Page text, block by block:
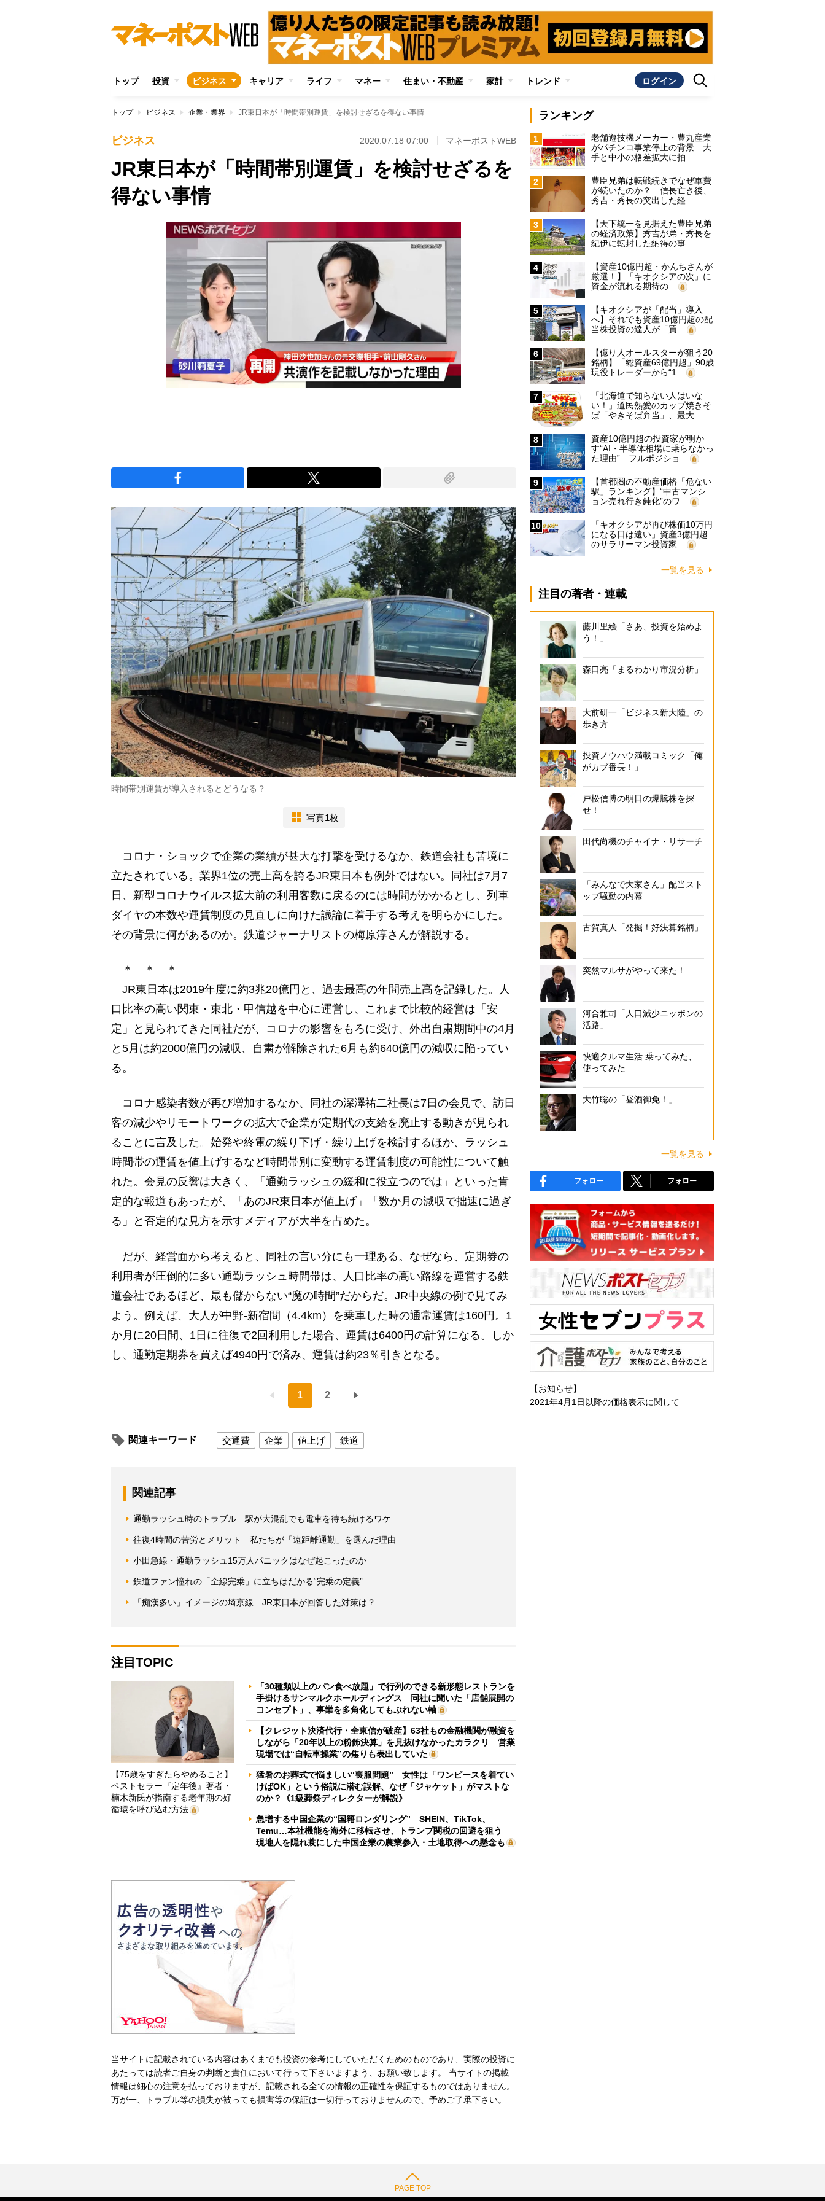
トップ 投資 ビジネス キャリア ライフ マネー 住まい・不動産 家計 トレンド ログイン
トップ ビジネス 企業・業界 JR東日本が「時間帯別運賃」を検討せざるを得ない事情
ビジネス 2020.07.18 07:00 マネーポストWEB
JR東日本が「時間帯別運賃」を検討せざるを
得ない事情
時間帯別運賃が導入されるとどうなる？
写真1枚
コロナ・ショックで企業の業績が甚大な打撃を受けるなか、鉄道会社も苦境に
立たされている。業界1位の売上高を誇るJR東日本も例外ではない。同社は7月7
日、新型コロナウイルス拡大前の利用客数に戻るのには時間がかかるとし、列車
ダイヤの本数や運賃制度の見直しに向けた議論に着手する考えを明らかにした。
その背景に何があるのか。鉄道ジャーナリストの梅原淳さんが解説する。
＊ ＊ ＊
JR東日本は2019年度に約3兆20億円と、過去最高の年間売上高を記録した。人
口比率の高い関東・東北・甲信越を中心に運営し、これまで比較的経営は「安
定」と見られてきた同社だが、コロナの影響をもろに受け、外出自粛期間中の4月
と5月は約2000億円の減収、自粛が解除された6月も約640億円の減収に陥ってい
る。
コロナ感染者数が再び増加するなか、同社の深澤祐二社長は7日の会見で、訪日
客の減少やリモートワークの拡大で企業が定期代の支給を廃止する動きが見られ
ることに言及した。始発や終電の繰り下げ・繰り上げを検討するほか、ラッシュ
時間帯の運賃を値上げするなど時間帯別に変動する運賃制度の可能性について触
れた。会見の反響は大きく、「通勤ラッシュの緩和に役立つのでは」といった肯
定的な報道もあったが、「あのJR東日本が値上げ」「数か月の減収で拙速に過ぎ
る」と否定的な見方を示すメディアが大半を占めた。
だが、経営面から考えると、同社の言い分にも一理ある。なぜなら、定期券の
利用者が圧倒的に多い通勤ラッシュ時間帯は、人口比率の高い路線を運営する鉄
道会社であるほど、最も儲からない“魔の時間”だからだ。JR中央線の例で見てみ
よう。例えば、大人が中野-新宿間（4.4km）を乗車した時の通常運賃は160円。1
か月に20日間、1日に往復で2回利用した場合、運賃は6400円の計算になる。しか
し、通勤定期券を買えば4940円で済み、運賃は約23％引きとなる。
1 2
関連キーワード 交通費 企業 値上げ 鉄道
関連記事
通勤ラッシュ時のトラブル 駅が大混乱でも電車を待ち続けるワケ
往復4時間の苦労とメリット 私たちが「遠距離通勤」を選んだ理由
小田急線・通勤ラッシュ15万人パニックはなぜ起こったのか
鉄道ファン憧れの「全線完乗」に立ちはだかる“完乗の定義”
「痴漢多い」イメージの埼京線 JR東日本が回答した対策は？
注目TOPIC
【75歳をすぎたらやめること】
ベストセラー『定年後』著者・
楠木新氏が指南する老年期の好
循環を呼び込む方法
「30種類以上のパン食べ放題」で行列のできる新形態レストランを
手掛けるサンマルクホールディングス 同社に聞いた「店舗展開の
コンセプト」、事業を多角化してもぶれない軸
【クレジット決済代行・全東信が破産】63社もの金融機関が融資を
しながら「20年以上の粉飾決算」を見抜けなかったカラクリ 営業
現場では“自転車操業”の焦りも表出していた
猛暑のお葬式で悩ましい“喪服問題” 女性は「ワンピースを着てい
けばOK」という俗説に潜む誤解、なぜ「ジャケット」がマストな
のか？《1級葬祭ディレクターが解説》
急増する中国企業の“国籍ロンダリング” SHEIN、TikTok、
Temu…本社機能を海外に移転させ、トランプ関税の回避を狙う
現地人を隠れ蓑にした中国企業の農業参入・土地取得への懸念も
当サイトに記載されている内容はあくまでも投資の参考にしていただくためのものであり、実際の投資に
あたっては読者ご自身の判断と責任において行って下さいますよう、お願い致します。 当サイトの掲載
情報は細心の注意を払っておりますが、記載される全ての情報の正確性を保証するものではありません。
万が一、トラブル等の損失が被っても損害等の保証は一切行っておりませんので、予めご了承下さい。
ランキング
1
老舗遊技機メーカー・豊丸産業
がパチンコ事業停止の背景 大
手と中小の格差拡大に拍…
2
豊臣兄弟は転戦続きでなぜ軍費
が続いたのか？ 信長亡き後、
秀吉・秀長の突出した経…
3
【天下統一を見据えた豊臣兄弟
の経済政策】秀吉が弟・秀長を
紀伊に転封した納得の事…
4
【資産10億円超・かんちさんが
厳選！】「キオクシアの次」に
資金が流れる期待の…
5
【キオクシアが「配当」導入
へ】それでも資産10億円超の配
当株投資の達人が「買…
6
【億り人オールスターが狙う20
銘柄】「総資産69億円超」90歳
現役トレーダーから“1…
7
「北海道で知らない人はいな
い！」道民熱愛のカップ焼きそ
ば「やきそば弁当」、最大…
8
資産10億円超の投資家が明か
す“AI・半導体相場に乗らなかっ
た理由” フルポジショ…
9
【首都圏の不動産価格「危ない
駅」ランキング】“中古マンシ
ョン売れ行き鈍化”のワ…
10
「キオクシアが再び株価10万円
になる日は遠い」資産3億円超
のサラリーマン投資家…
一覧を見る
注目の著者・連載
藤川里絵「さあ、投資を始めよ
う！」
森口亮「まるわかり市況分析」
大前研一「ビジネス新大陸」の
歩き方
投資ノウハウ満載コミック「俺
がカブ番長！」
戸松信博の明日の爆騰株を探
せ！
田代尚機のチャイナ・リサーチ
「みんなで大家さん」配当スト
ップ騒動の内幕
古賀真人「発掘！好決算銘柄」
突然マルサがやって来た！
河合雅司「人口減少ニッポンの
活路」
快適クルマ生活 乗ってみた、
使ってみた
大竹聡の「昼酒御免！」
一覧を見る
フォロー フォロー
【お知らせ】
2021年4月1日以降の価格表示に関して
PAGE TOP